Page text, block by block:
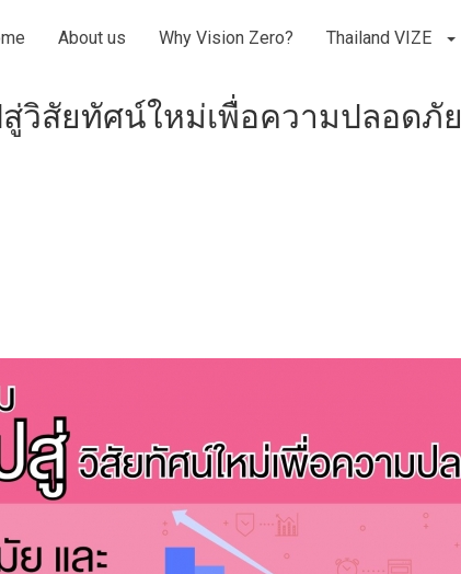
About us Why Vision Zero? Thailand VIZE
วิสัยทัศน์ใหม่เพื่อความปลอดภัย